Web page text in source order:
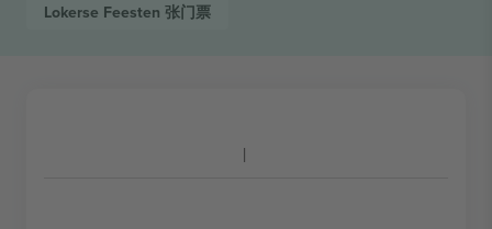
Lokerse Feesten 张门票